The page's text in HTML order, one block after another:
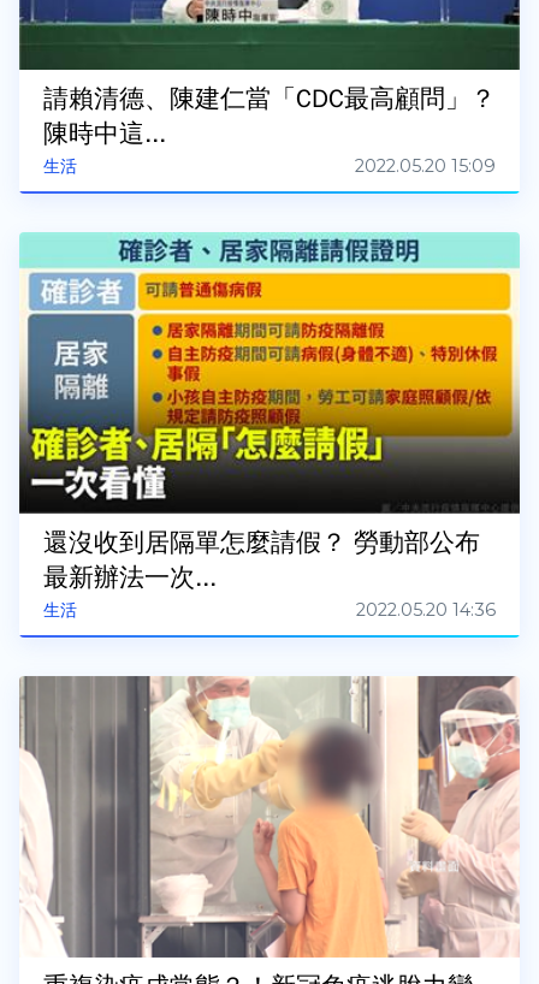
生活
請賴清德、陳建仁當「CDC最高顧問」？
陳時中這...
2022.05.20 15:09
生活
還沒收到居隔單怎麼請假？ 勞動部公布
最新辦法一次...
2022.05.20 14:36